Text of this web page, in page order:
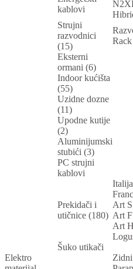
Elektro
kablovi
Strujni
razvodnici
(15)
Eksterni
ormani (6)
Indoor kućišta
(55)
Uzidne dozne
(11)
Upodne kutije
(2)
Aluminijumski
stubići (3)
PC strujni
kablovi
Prekidači i
utičnice (180)
Art
Art F
Art
Šuko utikači